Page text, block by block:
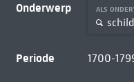
Onderwerp ALS
Periode 1700-